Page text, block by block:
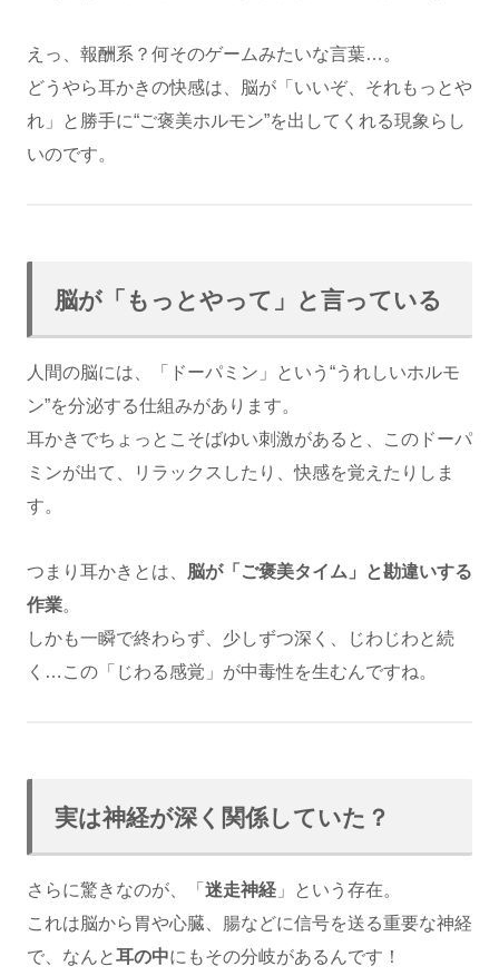
えっ、報酬系？何そのゲームみたいな言葉…。
どうやら耳かきの快感は、脳が「いいぞ、それもっとや
れ」と勝手に“ご褒美ホルモン”を出してくれる現象らし
いのです。
脳が「もっとやって」と言っている
人間の脳には、「ドーパミン」という“うれしいホルモ
ン”を分泌する仕組みがあります。
耳かきでちょっとこそばゆい刺激があると、このドーパ
ミンが出て、リラックスしたり、快感を覚えたりしま
す。
つまり耳かきとは、 脳が「ご褒美タイム」と勘違いする
作業。
しかも一瞬で終わらず、少しずつ深く、じわじわと続
く…この「じわる感覚」が中毒性を生むんですね。
実は神経が深く関係していた？
さらに驚きなのが、「 迷走神経 」という存在。
これは脳から胃や心臓、腸などに信号を送る重要な神経
で、なんと耳の中にもその分岐があるんです！